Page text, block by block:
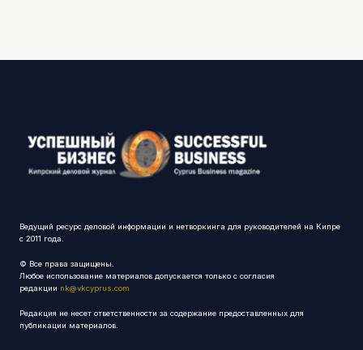
Ведущий ресурс деловой информации и нетворкинга для руководителей на Кипре
с 2011 года.
© Все права защищены.
Любое использование материалов допускается только с согласия
редакции nk@vkcyprus.com
Редакция не несет ответственности за содержание предоставленных для
публикации материалов.